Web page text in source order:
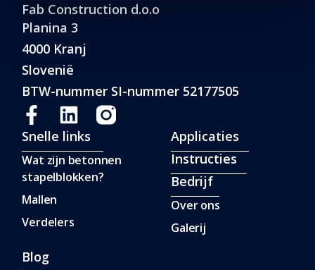
Fab Construction d.o.o
Planina 3
4000 Kranj
Slovenië
BTW-nummer SI-nummer 52177505
Snelle links
Wat zijn betonnen
stapelblokken?
Mallen
Verdelers
Applicaties
Instructies
Bedrijf
Over ons
Galerij
Blog